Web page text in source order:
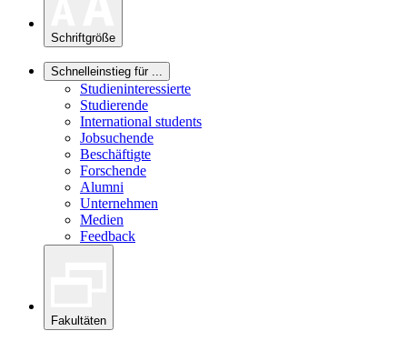
Schriftgröße
Schnelleinstieg für ...
Studieninteressierte
Studierende
International students
Jobsuchende
Beschäftigte
Forschende
Alumni
Unternehmen
Medien
Feedback
Fakultäten